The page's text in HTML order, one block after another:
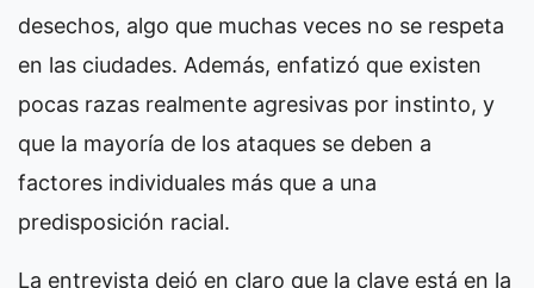
desechos, algo que muchas veces no se respeta
en las ciudades. Además, enfatizó que existen
pocas razas realmente agresivas por instinto, y
que la mayoría de los ataques se deben a
factores individuales más que a una
predisposición racial.
La entrevista dejó en claro que la clave está en la